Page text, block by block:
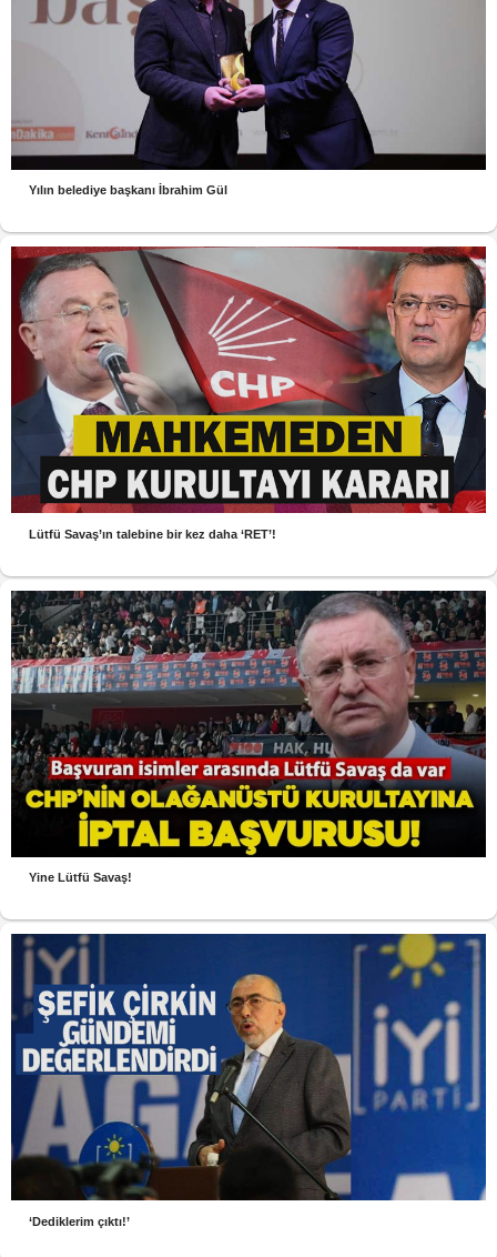
Yılın belediye başkanı İbrahim Gül
Lütfü Savaş’ın talebine bir kez daha ‘RET’!
Yine Lütfü Savaş!
‘Dediklerim çıktı!’